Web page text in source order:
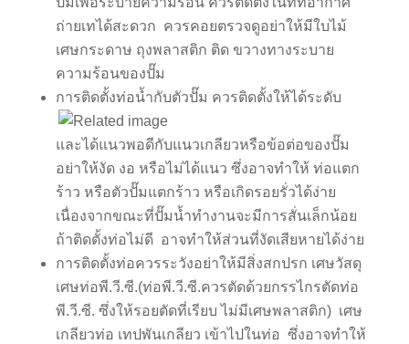
ถ่ายเทได้สะดวก ควรคอยตรวจดูอย่าให้มีใบไม้
เศษกระดาษ ถุงพลาสติก ติด ขวางทางระบาย
ความร้อนของปั๊ม
การติดตั้งท่อน้ำกับตัวปั๊ม ควรติดตั้งให้ได้ระดับ
และได้แนวพอดีกับแนวเกลียวหรือข้อต่อของปั๊ม
อย่าให้งัด งอ หรือไม่ได้แนว ซึ่งอาจทำให้ ท่อแตก
ร้าว หรือตัวปั๊มแตกร้าว หรือเกิดรอยรั่วได้ง่าย
เนื่องจากขณะที่ปั๊มน้ำทำงานจะมีการสั่นเล็กน้อย
ถ้าติดตั้งท่อไม่ดี อาจทำให้ส่วนที่งัดเสียหายได้ง่าย
การติดตั้งท่อควรระวังอย่าให้มีสิ่งสกปรก เศษวัสดุ
เศษท่อพี.วี.ซี.(ท่อพี.วี.ซี.ควรตัดด้วยกรรไกรตัดท่อ
พี.วี.ซี. ซึ่งให้รอยตัดที่เรียบ ไม่มีเศษพลาสติก) เศษ
เกลียวท่อ เทปพันเกลียว เข้าไปในท่อ ซึ่งอาจทำให้